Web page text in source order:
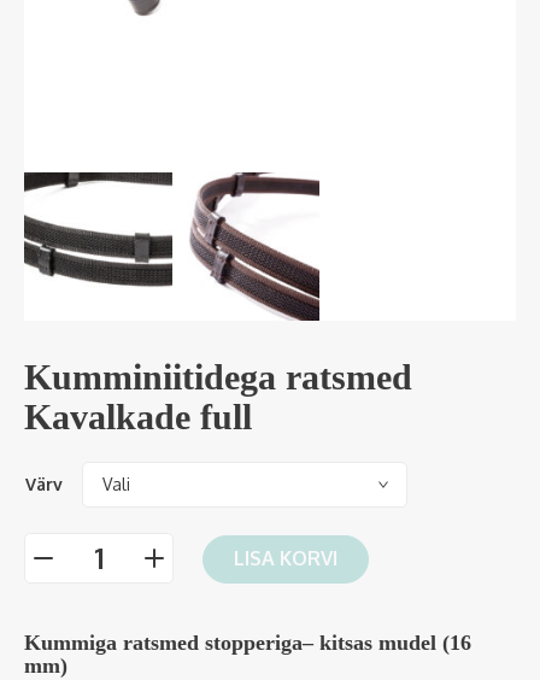
Kumminiitidega ratsmed
Kavalkade full
Värv
- + LISA KORVI
Kummiga ratsmed stopperiga– kitsas mudel (16
mm)